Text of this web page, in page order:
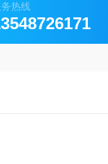
务热线